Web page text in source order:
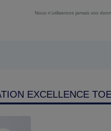
Nous n'utiliserons jamais vos
EXCELLENCE